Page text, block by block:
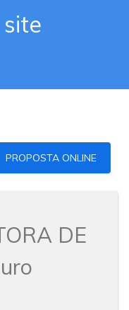
PROPOSTA ONLINE
DE